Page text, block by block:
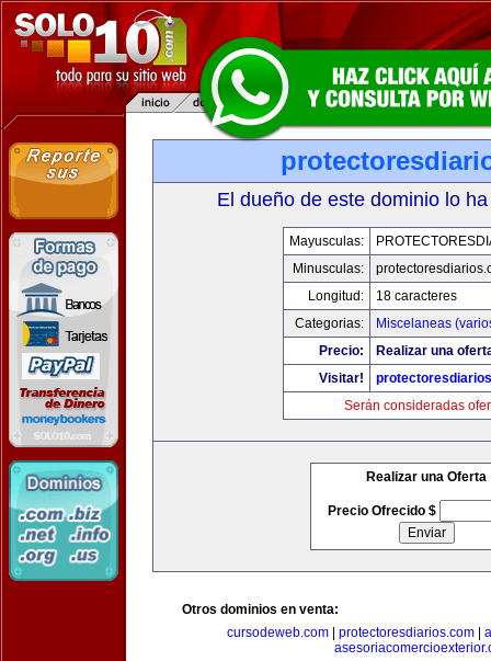
El dueño de este dominio lo
Mayusculas:
Minusculas:
Longitud:
18 caracteres
Categorias:
Miscelaneas
Precio:
Realizar una
Visitar!
Serán consideradas
Realizar una Oferta
Precio Ofrecido $
Otros dominios en venta:
cursodeweb.com
protectoresdiarios.com